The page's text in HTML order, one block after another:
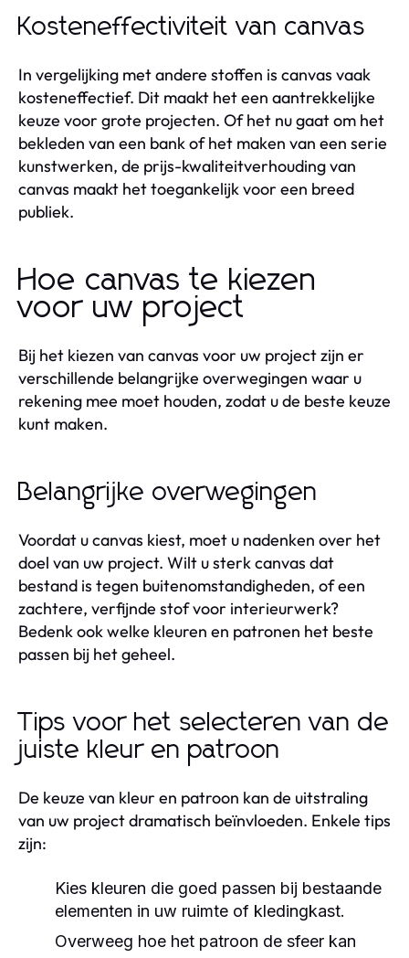
Kosteneffectiviteit van canvas
In vergelijking met andere stoffen is canvas vaak
kosteneffectief. Dit maakt het een aantrekkelijke
keuze voor grote projecten. Of het nu gaat om het
bekleden van een bank of het maken van een serie
kunstwerken, de prijs-kwaliteitverhouding van
canvas maakt het toegankelijk voor een breed
publiek.
Hoe canvas te kiezen
voor uw project
Bij het kiezen van canvas voor uw project zijn er
verschillende belangrijke overwegingen waar u
rekening mee moet houden, zodat u de beste keuze
kunt maken.
Belangrijke overwegingen
Voordat u canvas kiest, moet u nadenken over het
doel van uw project. Wilt u sterk canvas dat
bestand is tegen buitenomstandigheden, of een
zachtere, verfijnde stof voor interieurwerk?
Bedenk ook welke kleuren en patronen het beste
passen bij het geheel.
Tips voor het selecteren van de
juiste kleur en patroon
De keuze van kleur en patroon kan de uitstraling
van uw project dramatisch beïnvloeden. Enkele tips
zijn:
Kies kleuren die goed passen bij bestaande
elementen in uw ruimte of kledingkast.
Overweeg hoe het patroon de sfeer kan